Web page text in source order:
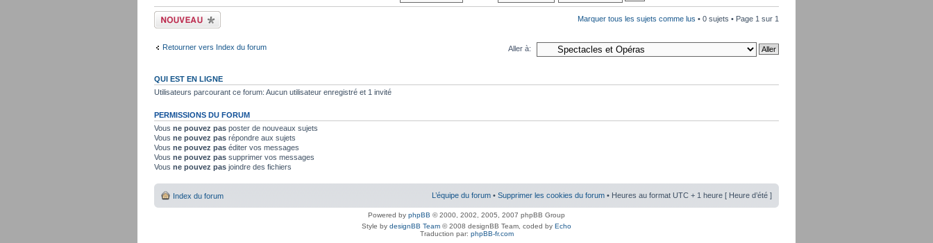
Ecrire un nouveau
sujet
Marquer tous les sujets comme lus • 0 sujets • Page 1 sur 1
Retourner vers Index du forum Aller à:
QUI EST EN LIGNE
Utilisateurs parcourant ce forum: Aucun utilisateur enregistré et 1 invité
PERMISSIONS DU FORUM
Vous ne pouvez pas poster de nouveaux sujets
Vous ne pouvez pas répondre aux sujets
Vous ne pouvez pas éditer vos messages
Vous ne pouvez pas supprimer vos messages
Vous ne pouvez pas joindre des fichiers
Index du forum L’équipe du forum • Supprimer les cookies du forum • Heures au format UTC + 1 heure [ Heure d’été ]
Powered by phpBB © 2000, 2002, 2005, 2007 phpBB Group
Style by designBB Team © 2008 designBB Team, coded by Echo
Traduction par: phpBB-fr.com